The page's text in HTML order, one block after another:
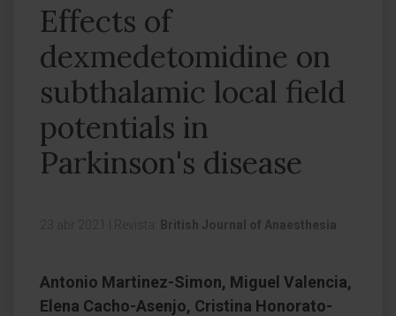
Effects of
dexmedetomidine on
subthalamic local field
potentials in
Parkinson's disease
23 abr 2021 Revista: British Journal of Anaesthesia
Antonio Martinez-Simon, Miguel Valencia,
Elena Cacho-Asenjo, Cristina Honorato-